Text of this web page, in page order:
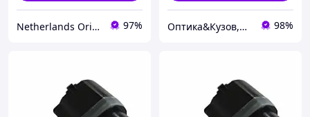
Netherlands Original Parts 97% Оптика&Кузов,Автозона 98%